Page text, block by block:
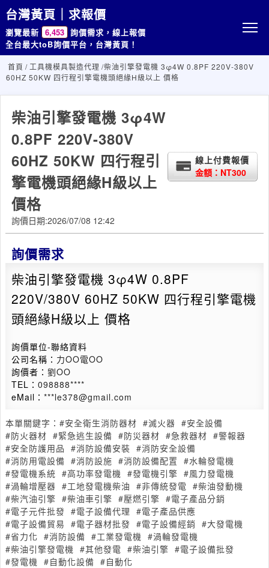
台灣黃頁｜求報價
瀏覽最新 6,453 詢價需求，線上報價
全台最大toB詢價平台，台灣黃頁！
首頁 / 工具機模具製造代理 /柴油引擎發電機 3φ4W 0.8PF 220V-380V
60HZ 50KW 四行程引擎電機頭絕緣H級以上 價格
柴油引擎發電機 3φ4W
0.8PF 220V-380V
60HZ 50KW 四行程引
擎電機頭絕緣H級以上
價格
詢價日期:2026/07/08 12:42
線上付費報價
金額：NT300
詢價需求
柴油引擎發電機 3φ4W 0.8PF
220V/380V 60HZ 50KW 四行程引擎電機
頭絕緣H級以上 價格
詢價單位-聯絡資料
公司名稱： 力OO電OO
詢價者： 劉OO
TEL： 098888****
eMail： ***le378@gmail.com
本單關鍵字： #安全衛生消防器材 #滅火器 #安全設備
#防火器材 #緊急逃生設備 #防災器材 #急救器材 #警報器
#安全防護用品 #消防設備安裝 #消防安全設備
#消防用電設備 #消防設施 #消防設備配置 #水輪發電機
#發電機系統 #高功率發電機 #發電機引擎 #風力發電機
#渦輪增壓器 #工地發電機柴油 #非傳統發電 #柴油發動機
#柴汽油引擎 #柴油車引擎 #壓燃引擎 #電子產品分銷
#電子元件批發 #電子設備代理 #電子產品供應
#電子設備貿易 #電子器材批發 #電子設備經銷 #大發電機
#省力化 #消防設備 #工業發電機 #渦輪發電機
#柴油引擎發電機 #其他發電 #柴油引擎 #電子設備批發
#發電機 #自動化設備 #自動化